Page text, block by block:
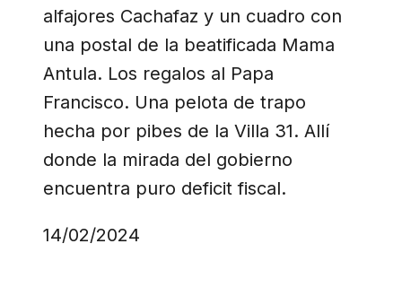
alfajores Cachafaz y un cuadro con
una postal de la beatificada Mama
Antula. Los regalos al Papa
Francisco. Una pelota de trapo
hecha por pibes de la Villa 31. Allí
donde la mirada del gobierno
encuentra puro deficit fiscal.
14/02/2024